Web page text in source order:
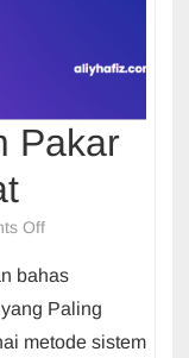
Pakar
Offon
Metode
Sistem
Pakar
bahas
Paling
metode sistem